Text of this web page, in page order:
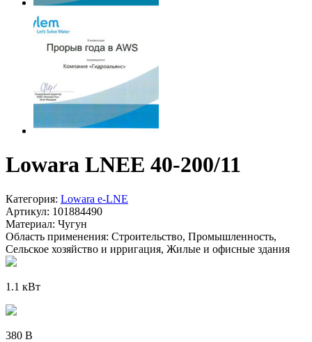
Lowara LNEE 40-200/11
Категория: Lowara e-LNE
Артикул: 101884490
Материал: Чугун
Область применения: Строительство, Промышленность,
Сельское хозяйство и ирригация, Жилые и офисные здания
1.1 кВт
380 В